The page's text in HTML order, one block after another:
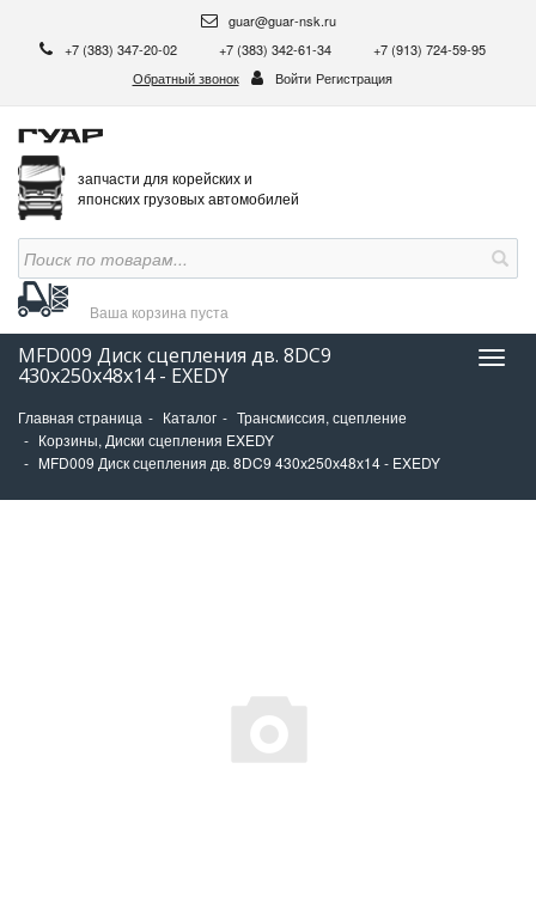
guar@guar-nsk.ru
+7 (383) 347-20-02
+7 (383) 342-61-34
+7 (913) 724-59-95
Обратный звонок
Войти Регистрация
запчасти для корейских и
японских грузовых автомобилей
Ваша корзина пуста
MFD009 Диск сцепления дв. 8DC9
430х250х48х14 - EXEDY
Главная страница Каталог
Трансмиссия, сцепление
Корзины, Диски сцепления EXEDY
MFD009 Диск сцепления дв. 8DC9 430х250х48х14 - EXEDY